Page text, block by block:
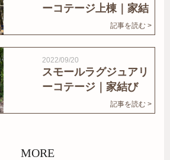
ーコテージ上棟｜家結
記事を読む >
2022/09/20
スモールラグジュアリ
ーコテージ｜家結び
記事を読む >
MORE